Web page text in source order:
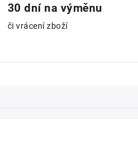
30 dní na výměnu
či vrácení zboží